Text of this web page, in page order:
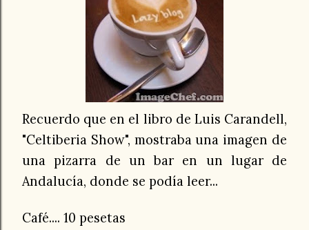
Recuerdo que en el libro de Luis Carandell,
"Celtiberia Show", mostraba una imagen de
una pizarra de un bar en un lugar de
Andalucía, donde se podía leer...
Café.... 10 pesetas